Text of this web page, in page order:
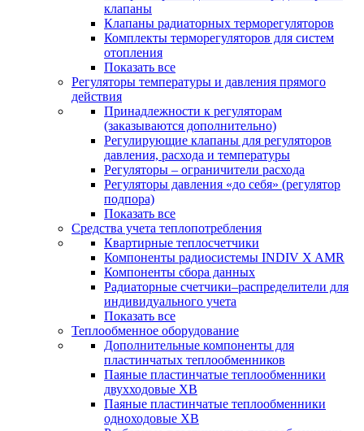
клапаны
Клапаны радиаторных терморегуляторов
Комплекты терморегуляторов для систем
отопления
Показать все
Регуляторы температуры и давления прямого
действия
Принадлежности к регуляторам
(заказываются дополнительно)
Регулирующие клапаны для регуляторов
давления, расхода и температуры
Регуляторы – ограничители расхода
Регуляторы давления «до себя» (регулятор
подпора)
Показать все
Средства учета теплопотребления
Квартирные теплосчетчики
Компоненты радиосистемы INDIV X AMR
Компоненты сбора данных
Радиаторные счетчики–распределители для
индивидуального учета
Показать все
Теплообменное оборудование
Дополнительные компоненты для
пластинчатых теплообменников
Паяные пластинчатые теплообменники
двухходовые XB
Паяные пластинчатые теплообменники
одноходовые ХВ